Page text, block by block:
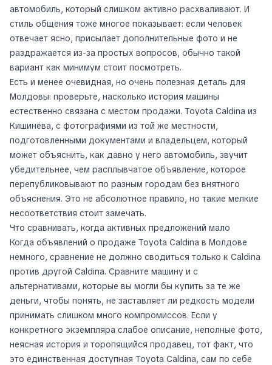
автомобиль, который слишком активно расхваливают. И
стиль общения тоже многое показывает: если человек
отвечает ясно, присылает дополнительные фото и не
раздражается из-за простых вопросов, обычно такой
вариант как минимум стоит посмотреть.
Есть и менее очевидная, но очень полезная деталь для
Молдовы: проверьте, насколько история машины
естественно связана с местом продажи. Toyota Caldina из
Кишинёва, с фотографиями из той же местности,
подготовленными документами и владельцем, который
может объяснить, как давно у него автомобиль, звучит
убедительнее, чем расплывчатое объявление, которое
перепубликовывают по разным городам без внятного
объяснения. Это не абсолютное правило, но такие мелкие
несоответствия стоит замечать.
Что сравнивать, когда активных предложений мало
Когда объявлений о продаже Toyota Caldina в Молдове
немного, сравнение не должно сводиться только к Caldina
против другой Caldina. Сравните машину и с
альтернативами, которые вы могли бы купить за те же
деньги, чтобы понять, не заставляет ли редкость модели
принимать слишком много компромиссов. Если у
конкретного экземпляра слабое описание, неполные фото,
неясная история и торопящийся продавец, тот факт, что
это единственная доступная Toyota Caldina, сам по себе